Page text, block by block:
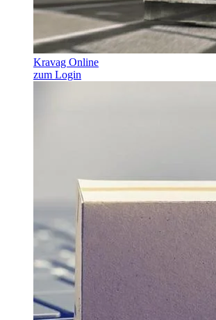
Kravag Online
zum Login